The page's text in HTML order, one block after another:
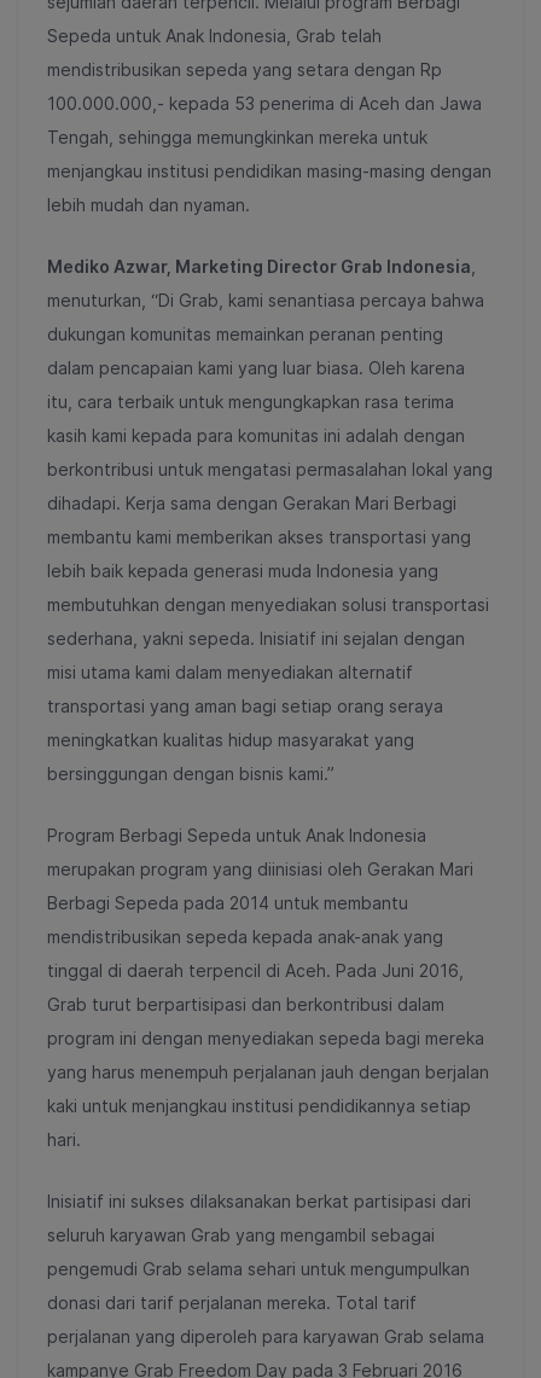
Sepeda untuk Anak Indonesia, Grab telah
mendistribusikan sepeda yang setara dengan Rp
100.000.000,- kepada 53 penerima di Aceh dan Jawa
Tengah, sehingga memungkinkan mereka untuk
menjangkau institusi pendidikan masing-masing dengan
lebih mudah dan nyaman.
Mediko Azwar, Marketing Director Grab Indonesia
menuturkan, “Di Grab, kami senantiasa percaya bahwa
dukungan komunitas memainkan peranan penting
dalam pencapaian kami yang luar biasa. Oleh karena
itu, cara terbaik untuk mengungkapkan rasa terima
kasih kami kepada para komunitas ini adalah dengan
berkontribusi untuk mengatasi permasalahan lokal yang
dihadapi. Kerja sama dengan Gerakan Mari Berbagi
membantu kami memberikan akses transportasi yang
lebih baik kepada generasi muda Indonesia yang
membutuhkan dengan menyediakan solusi transportasi
sederhana, yakni sepeda. Inisiatif ini sejalan dengan
misi utama kami dalam menyediakan alternatif
transportasi yang aman bagi setiap orang seraya
meningkatkan kualitas hidup masyarakat yang
bersinggungan dengan bisnis kami.”
Program Berbagi Sepeda untuk Anak Indonesia
merupakan program yang diinisiasi oleh Gerakan Mari
Berbagi Sepeda pada 2014 untuk membantu
mendistribusikan sepeda kepada anak-anak yang
tinggal di daerah terpencil di Aceh. Pada Juni 2016,
Grab turut berpartisipasi dan berkontribusi dalam
program ini dengan menyediakan sepeda bagi mereka
yang harus menempuh perjalanan jauh dengan berjalan
kaki untuk menjangkau institusi pendidikannya setiap
hari.
Inisiatif ini sukses dilaksanakan berkat partisipasi dari
seluruh karyawan Grab yang mengambil sebagai
pengemudi Grab selama sehari untuk mengumpulkan
donasi dari tarif perjalanan mereka. Total tarif
perjalanan yang diperoleh para karyawan Grab selama
kampanye Grab Freedom Day pada 3 Februari 2016